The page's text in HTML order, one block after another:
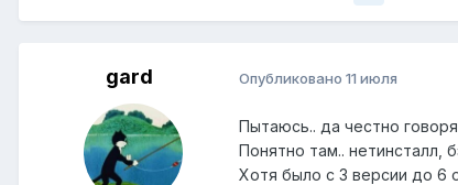
gard Опубликовано 11 июля
Пытаюсь.. да честно
Понятно там.. нетинсталл,
Хотя было с 3 версии до 6